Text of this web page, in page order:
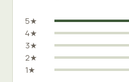
5★
4★
3★
2★
1★